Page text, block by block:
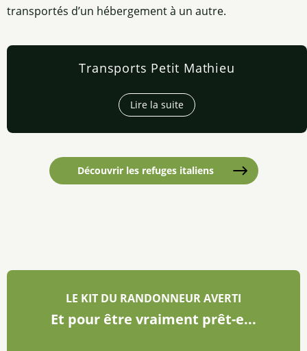
transportés d’un hébergement à un autre.
Transports Petit Mathieu
Lire la suite
Découvrir les refuges italiens
LE KIT DU RANDONNEUR AVERTI
Et pour être vraiment prêt-e...